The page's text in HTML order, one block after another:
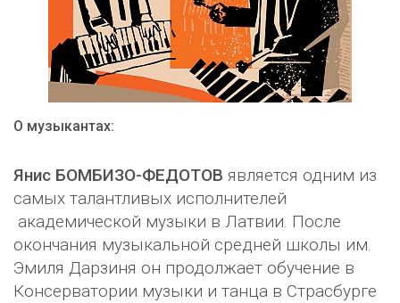
О музыкантах:
Янис БОМБИЗО-ФЕДОТОВ является одним из
самых талантливых исполнителей
академической музыки в Латвии. После
окончания музыкальной средней школы им.
Эмиля Дарзиня он продолжает обучение в
Консерватории музыки и танца в Страсбурге